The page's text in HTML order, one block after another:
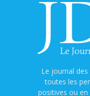
Le journal
toutes les
positives ou en